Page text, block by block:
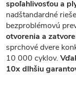
spoľahlivosťou a
nadštandardné
bezproblémovú
otvorenia a
sprchové dvere
10 000 cyklov.
10x dlhšiu